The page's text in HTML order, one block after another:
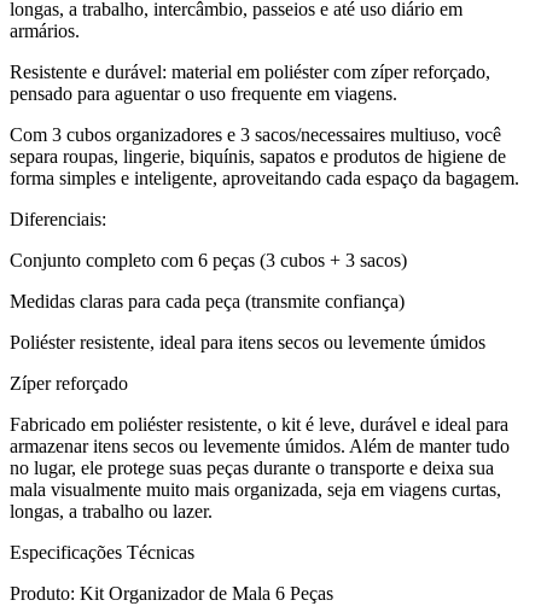
longas, a trabalho, intercâmbio, passeios e até uso diário em
armários.
Resistente e durável: material em poliéster com zíper reforçado,
pensado para aguentar o uso frequente em viagens.
Com 3 cubos organizadores e 3 sacos/necessaires multiuso, você
separa roupas, lingerie, biquínis, sapatos e produtos de higiene de
forma simples e inteligente, aproveitando cada espaço da bagagem.
Diferenciais:
Conjunto completo com 6 peças (3 cubos + 3 sacos)
Medidas claras para cada peça (transmite confiança)
Poliéster resistente, ideal para itens secos ou levemente úmidos
Zíper reforçado
Fabricado em poliéster resistente, o kit é leve, durável e ideal para
armazenar itens secos ou levemente úmidos. Além de manter tudo
no lugar, ele protege suas peças durante o transporte e deixa sua
mala visualmente muito mais organizada, seja em viagens curtas,
longas, a trabalho ou lazer.
Especificações Técnicas
Produto: Kit Organizador de Mala 6 Peças